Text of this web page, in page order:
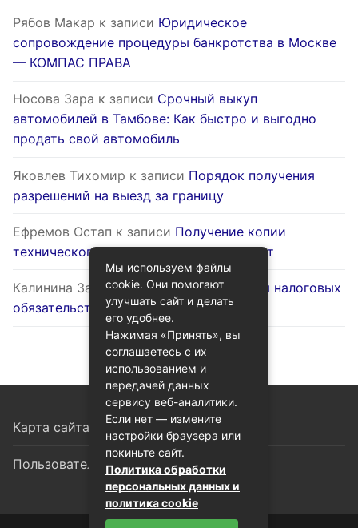
Рябов Макар к записи Юридическое
сопровождение процедуры банкротства в Москве
— КОМПАС ПРАВА
Носова Зара к записи Срочный выкуп
автомобилей в Тамбове: Как быстро и выгодно
продать свой автомобиль
Яковлев Тихомир к записи Порядок получения
разрешений на выезд за границу
Ефремов Остап к записи Получение копии
технического паспорта на жилой объект
Калинина Залинак записиОптимизация налоговых
обязательств через госуслуги
Карта сайта
Пользовательское соглашение
Мы используем файлы
cookie. Они помогают
улучшать сайт и делать
его удобнее.
Нажимая «Принять», вы
соглашаетесь с их
использованием и
передачей данных
сервису веб-аналитики.
Если нет — измените
настройки браузера или
покиньте сайт.
Политика обработки
персональных данных и
политика cookie